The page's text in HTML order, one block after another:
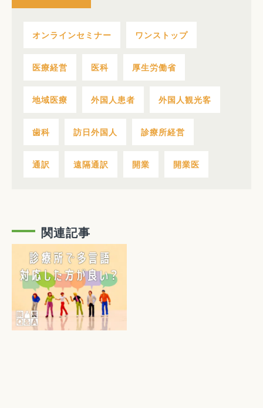
オンラインセミナー ワンストップ
医療経営 医科 厚生労働省
地域医療 外国人患者 外国人観光客
歯科 訪日外国人 診療所経営
通訳 遠隔通訳 開業 開業医
関連記事